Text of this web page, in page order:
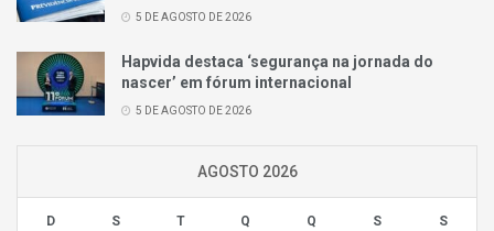
5 DE AGOSTO DE 2026
Hapvida destaca ‘segurança na jornada do
nascer’ em fórum internacional
5 DE AGOSTO DE 2026
AGOSTO 2026
D S T Q Q S S